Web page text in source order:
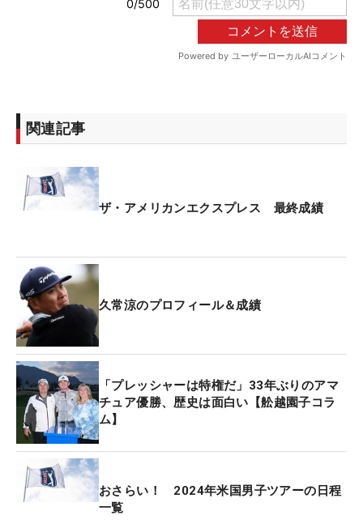
関連記事
ザ・アメリカンエクスプレス 最終成績
久常涼のプロフィール＆成績
「プレッシャーは特権だ」33年ぶりのアマ
チュア優勝、歴史は面白い【舩越園子コラ
ム】
おさらい！ 2024年米国男子ツアーの日程
一覧